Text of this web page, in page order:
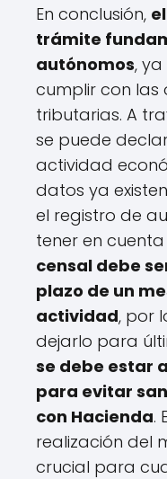
En conclusión,
trámite
autónomos,
cumplir con las
tributarias. A
se puede
actividad
datos ya
el registro de
tener en
censal debe
plazo de un
actividad, por
dejarlo para
se debe estar
para evitar
con Hacienda.
realización del
crucial para